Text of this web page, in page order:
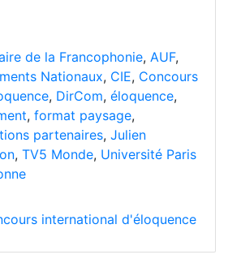
de la Francophonie, AUF,
Nationaux, CIE, Concours
, DirCom, éloquence,
, format paysage,
partenaires, Julien
, TV5 Monde, Université Paris
international d'éloquence